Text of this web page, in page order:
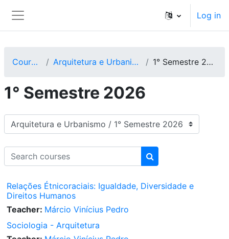
Side panel
Log in
Courses Arquitetura e Urbanismo 1° Semestre 2026
1° Semestre 2026
Course categories
Search courses
Search courses
Relações Étnicoraciais: Igualdade, Diversidade e
Direitos Humanos
Teacher: Márcio Vinícius Pedro
Sociologia - Arquitetura